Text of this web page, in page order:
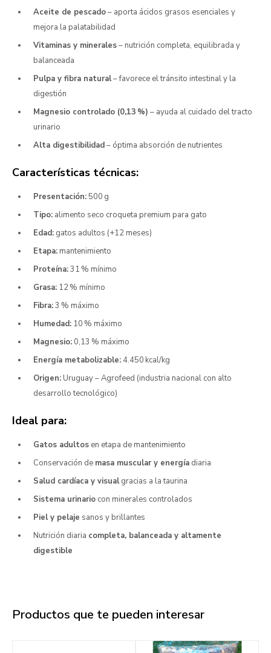
Aceite de pescado– aporta ácidos grasos esenciales y
mejora la palatabilidad
Vitaminas y minerales– nutrición completa, equilibrada y
balanceada
Pulpa y fibra natural– favorece el tránsito intestinal y la
digestión
Magnesio controlado (0,13 %) – ayuda al cuidado del tracto
urinario
Alta digestibilidad– óptima absorción de nutrientes
Características técnicas:
Presentación:500 g
Tipo: alimento seco croqueta premium para gato
Edad: gatos adultos (+12 meses)
Etapa: mantenimiento
Proteína:31 % mínimo
Grasa: 12 % mínimo
Fibra:3 % máximo
Humedad: 10 % máximo
Magnesio: 0,13 % máximo
Energía metabolizable: 4.450 kcal/kg
Origen: Uruguay – Agrofeed (industria nacional con alto
desarrollo tecnológico)
Ideal para:
Gatos adultos en etapa de mantenimiento
Conservación de masa muscular y energía diaria
Salud cardíaca y visualgracias a la taurina
Sistema urinario con minerales controlados
Piel y pelaje sanos y brillantes
Nutrición diaria completa, balanceada y altamente
digestible
Productos que te pueden interesar